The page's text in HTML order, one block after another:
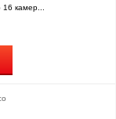
камер...